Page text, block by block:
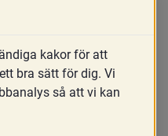
med
grundläggande
genomsyra allt
barnets
kakor för att
bra sätt för dig. Vi
så att vi kan